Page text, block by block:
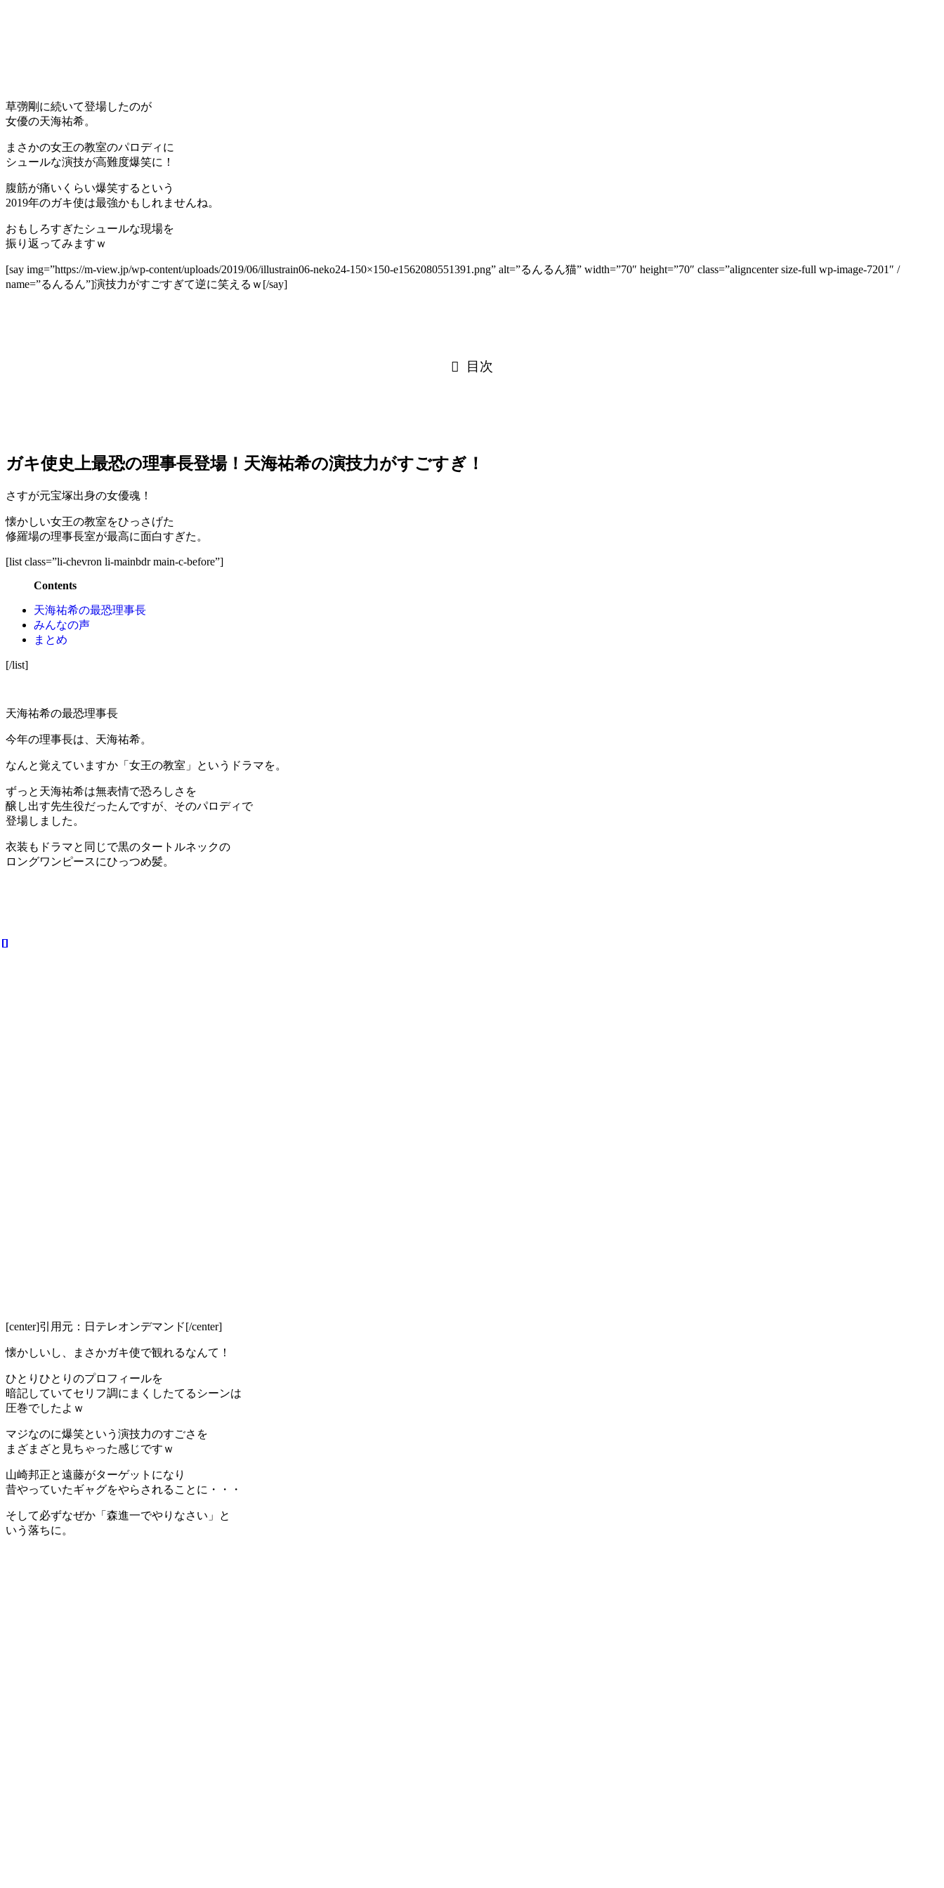
草彅剛に続いて登場したのが
女優の天海祐希。
まさかの女王の教室のパロディに
シュールな演技が高難度爆笑に！
腹筋が痛いくらい爆笑するという
2019年のガキ使は最強かもしれませんね。
おもしろすぎたシュールな現場を
振り返ってみますｗ
[say img=”https://m-view.jp/wp-content/uploads/2019/06/illustrain06-neko24-150×150-e1562080551391.png” alt=”るんるん猫” width=”70″ height=”70″ class=”aligncenter size-full wp-image-7201″ /
name=”るんるん”]演技力がすごすぎて逆に笑えるｗ[/say]
目次
ガキ使史上最恐の理事長登場！天海祐希の演技力がすごすぎ！
さすが元宝塚出身の女優魂！
懐かしい女王の教室をひっさげた
修羅場の理事長室が最高に面白すぎた。
[list class=”li-chevron li-mainbdr main-c-before”]
Contents
天海祐希の最恐理事長
みんなの声
まとめ
[/list]
天海祐希の最恐理事長
今年の理事長は、天海祐希。
なんと覚えていますか「女王の教室」というドラマを。
ずっと天海祐希は無表情で恐ろしさを
醸し出す先生役だったんですが、そのパロディで
登場しました。
衣装もドラマと同じで黒のタートルネックの
ロングワンピースにひっつめ髪。
[center]引用元：日テレオンデマンド[/center]
懐かしいし、まさかガキ使で観れるなんて！
ひとりひとりのプロフィールを
暗記していてセリフ調にまくしたてるシーンは
圧巻でしたよｗ
マジなのに爆笑という演技力のすごさを
まざまざと見ちゃった感じですｗ
山崎邦正と遠藤がターゲットになり
昔やっていたギャグをやらされることに・・・
そして必ずなぜか 「森進一でやりなさい」
と
いう落ちに。